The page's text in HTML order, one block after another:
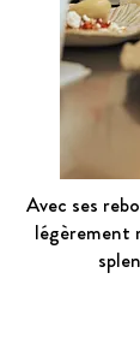
Avec ses
légèrement